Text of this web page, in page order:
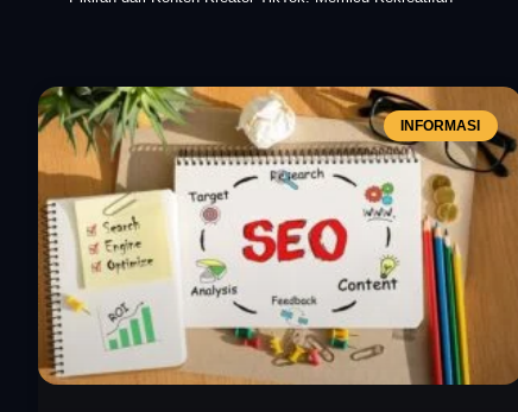
INFORMASI